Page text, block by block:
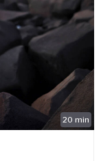
20 min